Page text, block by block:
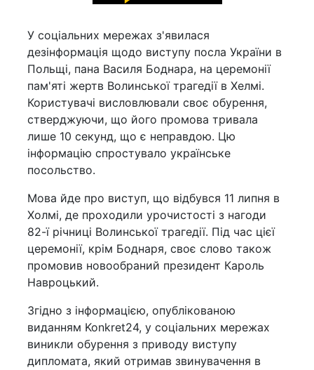
У соціальних мережах з'явилася
дезінформація щодо виступу посла України в
Польщі, пана Василя Боднара, на церемонії
пам'яті жертв Волинської трагедії в Хелмі.
Користувачі висловлювали своє обурення,
стверджуючи, що його промова тривала
лише 10 секунд, що є неправдою. Цю
інформацію спростувало українське
посольство.
Мова йде про виступ, що відбувся 11 липня в
Холмі, де проходили урочистості з нагоди
82-ї річниці Волинської трагедії. Під час цієї
церемонії, крім Боднаря, своє слово також
промовив новообраний президент Кароль
Навроцький.
Згідно з інформацією, опублікованою
виданням Konkret24, у соціальних мережах
виникли обурення з приводу виступу
дипломата, який отримав звинувачення в